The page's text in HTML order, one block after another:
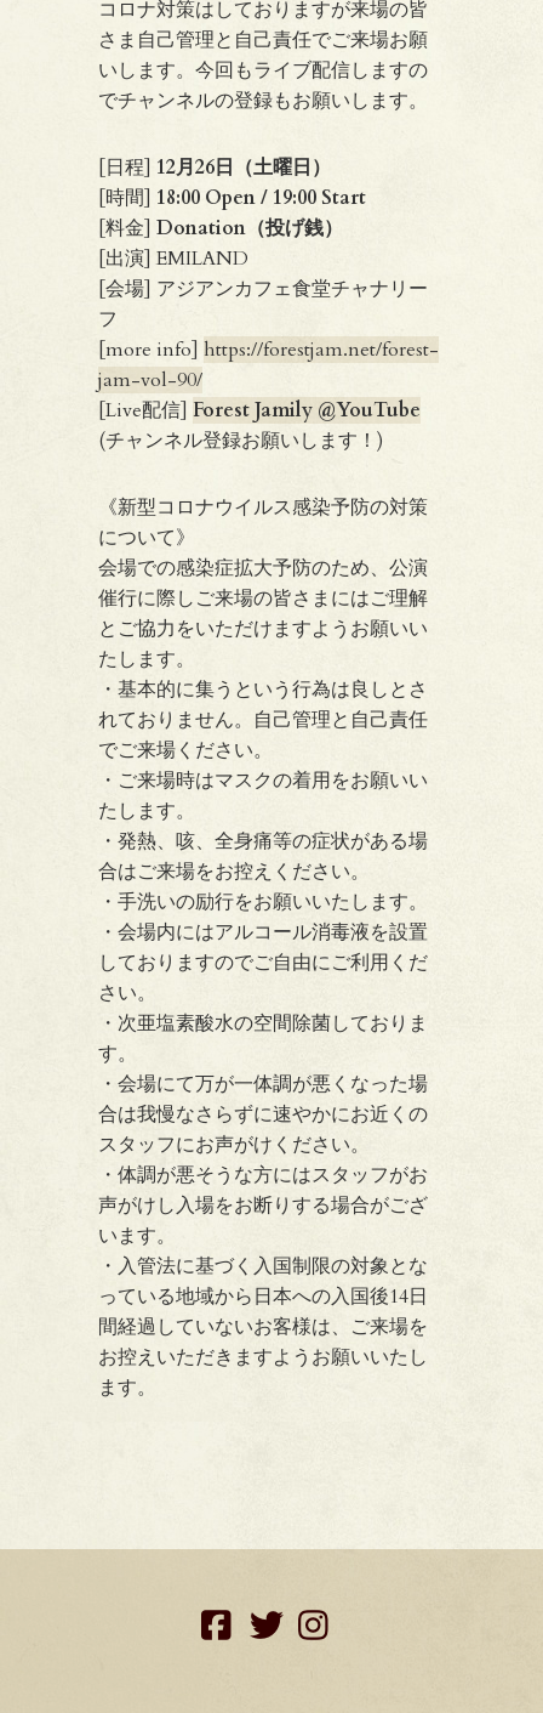
コロナ対策はしておりますが来場の皆
さま自己管理と自己責任でご来場お願
いします。今回もライブ配信しますの
でチャンネルの登録もお願いします。
[日程] 12月26日（土曜日）
[時間] 18:00 Open / 19:00 Start
[料金] Donation（投げ銭）
[出演] EMILAND
[会場] アジアンカフェ食堂チャナリー
フ
[more info] https://forestjam.net/forest-
jam-vol-90/
[Live配信] Forest Jamily @YouTube
(チャンネル登録お願いします！)
《新型コロナウイルス感染予防の対策
について》
会場での感染症拡大予防のため、公演
催行に際しご来場の皆さまにはご理解
とご協力をいただけますようお願いい
たします。
・基本的に集うという行為は良しとさ
れておりません。自己管理と自己責任
でご来場ください。
・ご来場時はマスクの着用をお願いい
たします。
・発熱、咳、全身痛等の症状がある場
合はご来場をお控えください。
・手洗いの励行をお願いいたします。
・会場内にはアルコール消毒液を設置
しておりますのでご自由にご利用くだ
さい。
・次亜塩素酸水の空間除菌しておりま
す。
・会場にて万が一体調が悪くなった場
合は我慢なさらずに速やかにお近くの
スタッフにお声がけください。
・体調が悪そうな方にはスタッフがお
声がけし入場をお断りする場合がござ
います。
・入管法に基づく入国制限の対象とな
っている地域から日本への入国後14日
間経過していないお客様は、ご来場を
お控えいただきますようお願いいたし
ます。